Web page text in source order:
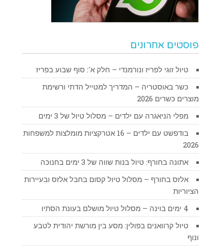
פוסטים אחרונים
טיול זוגי לפריז ונורמנדי – חלק א': סוף שבוע בפריז
כשר באוסטריה – המדריך למטייל הדתי ורשימת
מוצרים כשרים 2026
מפלי הניאגרה עם ילדים – מסלול טיול של 3 ימים
בודפשט עם ילדים – 16 אטרקציות מומלצות למשפחות
2026
אתונה בחורף: טיול בנות שווה של 3 ימים בחנוכה
אלזס בחורף – מסלול טיול קסום בחבל אלזס ובעיירות
הציוריות
4 ימים בוינה – מסלול טיול מושלם בעונת הסתיו
טיול קרוואנים בפולין: מסע בין מורשת יהודית לטבע
ונוף